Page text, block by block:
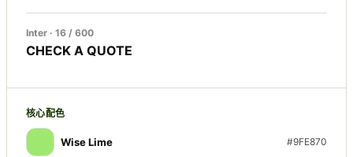
Inter · 16 / 600
CHECK A QUOTE
核心配色
Wise Lime #9FE870